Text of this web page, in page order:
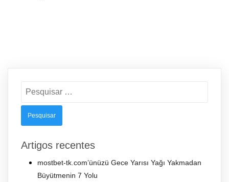
por:
Artigos recentes
mostbet-tk.com’ünüzü Gece Yarısı Yağı Yakmadan
Büyütmenin 7 Yolu